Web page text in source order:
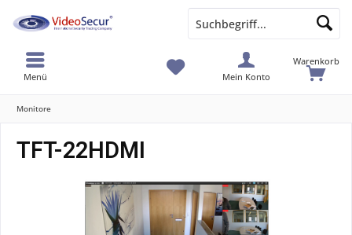
Warenkorb
Mein Konto
Menü
Monitore
TFT-22HDMI